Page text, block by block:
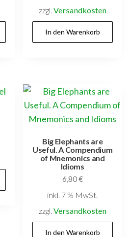
zzgl. Versandkosten
In den Warenkorb
Big Elephants are
Useful. A Compendium
of Mnemonics and
Idioms
6,80€
inkl. 7 % MwSt.
zzgl. Versandkosten
In den Warenkorb